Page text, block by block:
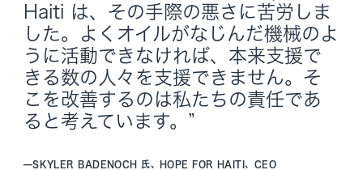
Haiti は、その手際の悪さに苦労しま
した。よくオイルがなじんだ機械のよ
うに活動できなければ、本来支援で
きる数の人々を支援できません。そ
こを改善するのは私たちの責任であ
ると考えています。”
—SKYLER BADENOCH 氏、HOPE FOR HAITI、CEO